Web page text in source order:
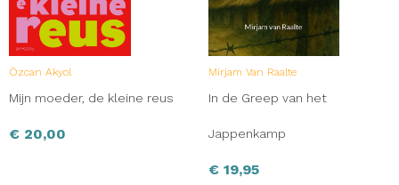
Özcan Akyol
Mijn moeder, de kleine reus
€ 20,00
Mirjam Van Raalte
In de Greep van het
Jappenkamp
€ 19,95